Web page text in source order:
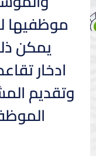
موظفيها
يمكن
ادخار
وتقديم